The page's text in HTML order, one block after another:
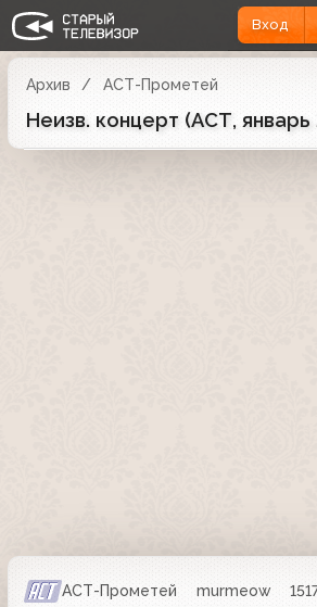
Вход
Архив АСТ-Прометей
Неизв. концерт (АСТ, январь
АСТ-Прометей murmeow